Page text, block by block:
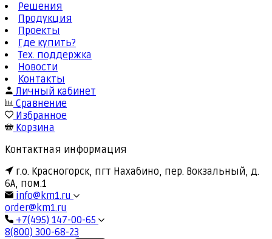
Решения
Продукция
Проекты
Где купить?
Тех. поддержка
Новости
Контакты
Личный кабинет
Сравнение
Избранное
Корзина
Контактная информация
г.о. Красногорск, пгт Нахабино, пер. Вокзальный, д.
6А, пом.1
info@km1.ru
order@km1.ru
+7(495) 147-00-65
8(800) 300-68-23